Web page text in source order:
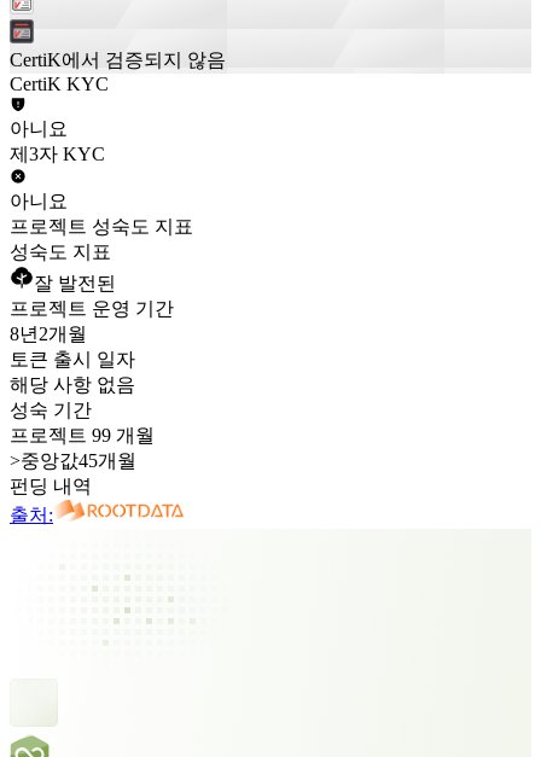
CertiK에서 검증되지 않음
CertiK KYC
아니요
제3자 KYC
아니요
프로젝트 성숙도 지표
성숙도 지표
잘 발전된
프로젝트 운영 기간
8년 2개월
토큰 출시 일자
해당 사항 없음
성숙 기간
프로젝트 99 개월
>중앙값45개월
펀딩 내역
출처: